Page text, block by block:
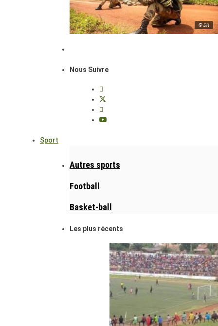
© DR
Nous Suivre
Sport
Autres sports
Football
Basket-ball
Les plus récents